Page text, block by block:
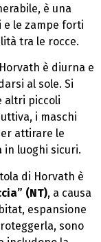
è una
e le zampe forti
tra le rocce.
è diurna e
al sole. Si
altri piccoli
i maschi
attirare le
in luoghi sicuri.
di Horvath è
(NT), a causa
espansione
sono